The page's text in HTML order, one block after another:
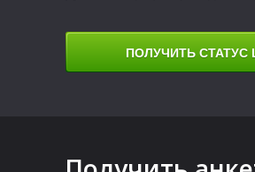
ПОЛУЧИТЬ СТАТУС